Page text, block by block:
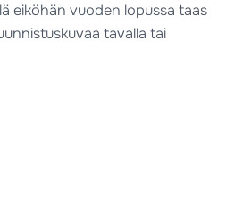
eiköhän vuoden lopussa taas
tavalla tai